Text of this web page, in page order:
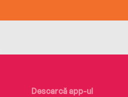
Descarcă app-ul